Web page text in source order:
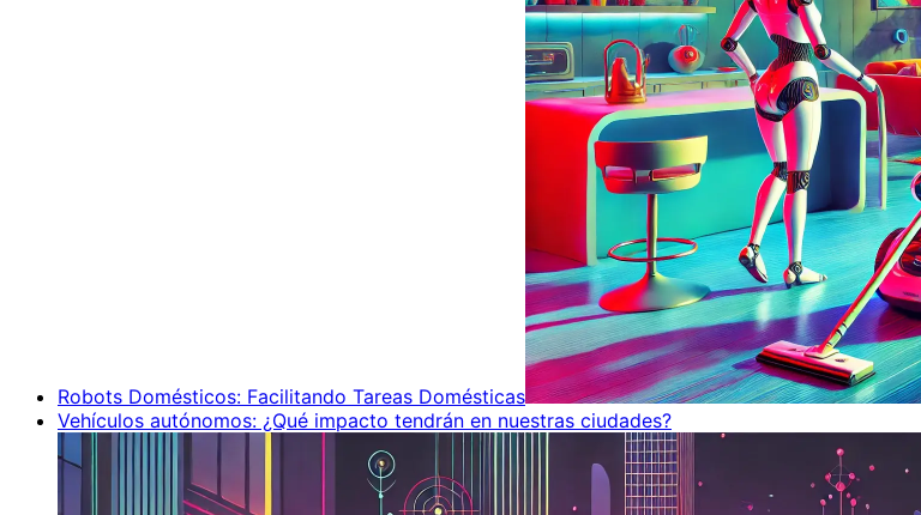
Robots Domésticos: Facilitando Tareas Domésticas
Vehículos autónomos: ¿Qué impacto tendrán en nuestras ciudades?